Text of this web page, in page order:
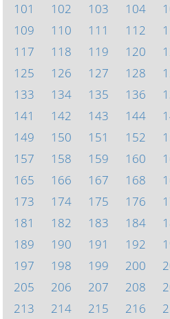
101
102 103 104
109
110 111 112
117
118 119 120
125
126 127 128
133
134 135 136
141
142 143 144
149
150 151 152
157
158 159 160
165
166 167 168
173
174 175 176
181
182 183 184
189
190 191 192
197
198 199 200
205
206 207 208
213
214 215 216